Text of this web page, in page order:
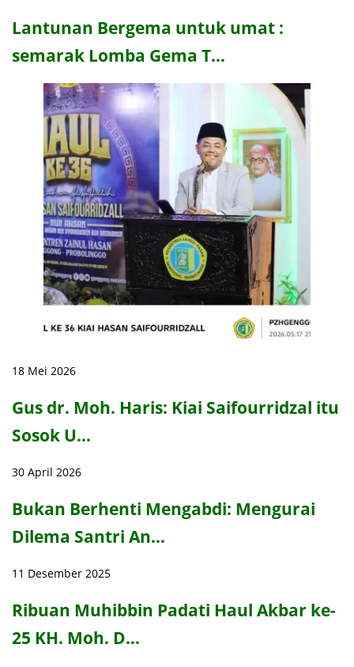
Lantunan Bergema untuk umat :
semarak Lomba Gema T…
18 Mei 2026
Gus dr. Moh. Haris: Kiai Saifourridzal itu
Sosok U…
30 April 2026
Bukan Berhenti Mengabdi: Mengurai
Dilema Santri An…
11 Desember 2025
Ribuan Muhibbin Padati Haul Akbar ke-
25 KH. Moh. D…